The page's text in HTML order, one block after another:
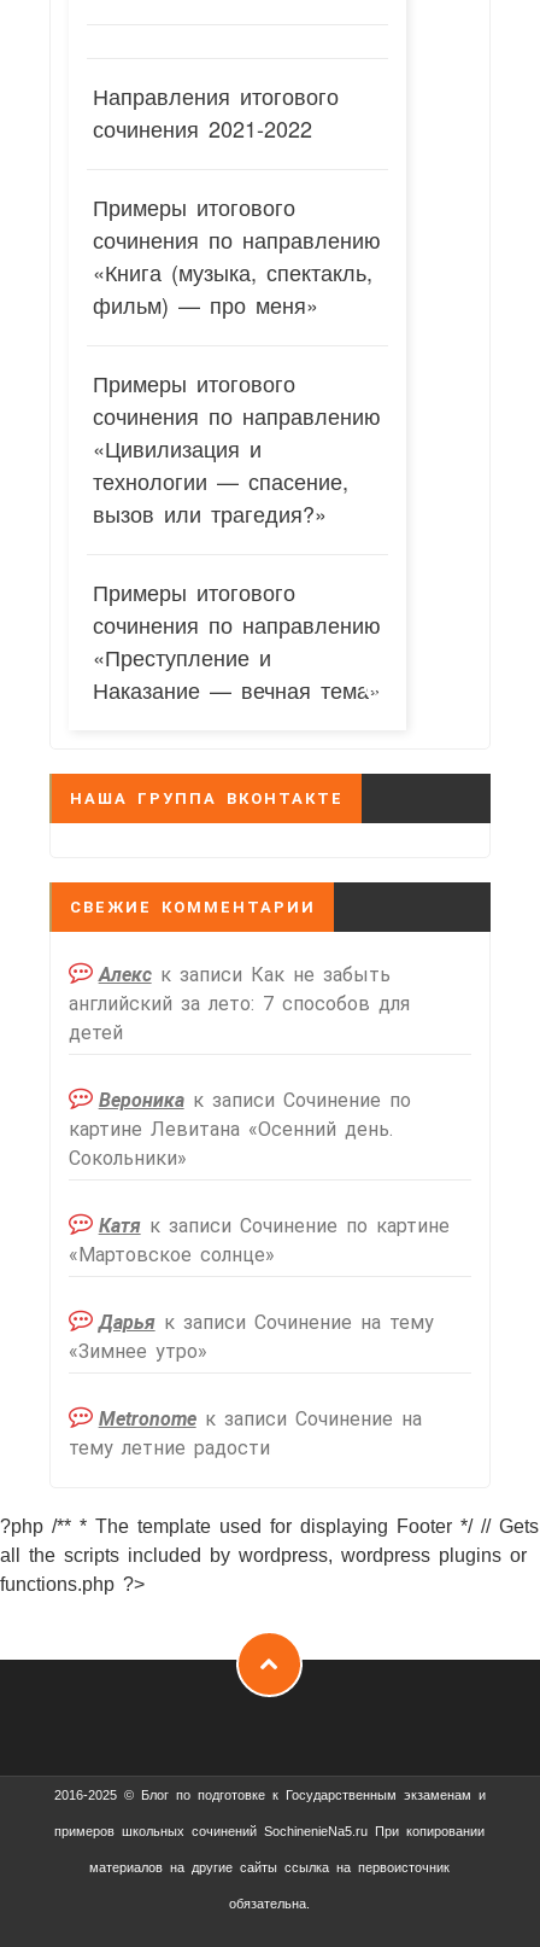
Направления итогового
сочинения 2021-2022
Примеры итогового
сочинения по направлению
«Книга (музыка, спектакль,
фильм) — про меня»
Примеры итогового
сочинения по направлению
«Цивилизация и
технологии — спасение,
вызов или трагедия?»
Примеры итогового
сочинения по направлению
«Преступление и
Наказание — вечная тема»
НАША ГРУППА ВКОНТАКТЕ
СВЕЖИЕ КОММЕНТАРИИ
Алекск записи Как не забыть
английский за лето: 7 способов для
детей
Вероникак записи Сочинение по
картине Левитана «Осенний день.
Сокольники»
Катяк записи Сочинение по картине
«Мартовское солнце»
Дарьяк записи Сочинение на тему
«Зимнее утро»
Metronomeк записи Сочинение на
тему летние радости
?php /** * The template used for displaying Footer */ // Gets
all the scripts included by wordpress, wordpress plugins or
functions.php ?>
2016-2025 © Блог по подготовке к Государственным экзаменам и
примеров школьных сочинений SochinenieNa5.ru При копировании
материалов на другие сайты ссылка на первоисточник
обязательна.